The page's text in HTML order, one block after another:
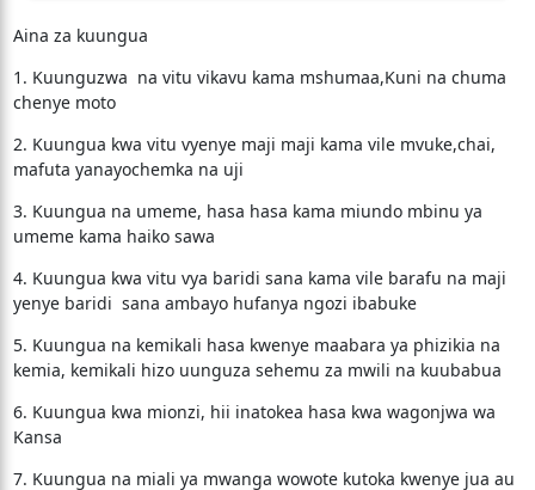
Aina za kuungua
1. Kuunguzwa na vitu vikavu kama mshumaa,Kuni na chuma
chenye moto
2. Kuungua kwa vitu vyenye maji maji kama vile mvuke,chai,
mafuta yanayochemka na uji
3. Kuungua na umeme, hasa hasa kama miundo mbinu ya
umeme kama haiko sawa
4. Kuungua kwa vitu vya baridi sana kama vile barafu na maji
yenye baridi sana ambayo hufanya ngozi ibabuke
5. Kuungua na kemikali hasa kwenye maabara ya phizikia na
kemia, kemikali hizo uunguza sehemu za mwili na kuubabua
6. Kuungua kwa mionzi, hii inatokea hasa kwa wagonjwa wa
Kansa
7. Kuungua na miali ya mwanga wowote kutoka kwenye jua au